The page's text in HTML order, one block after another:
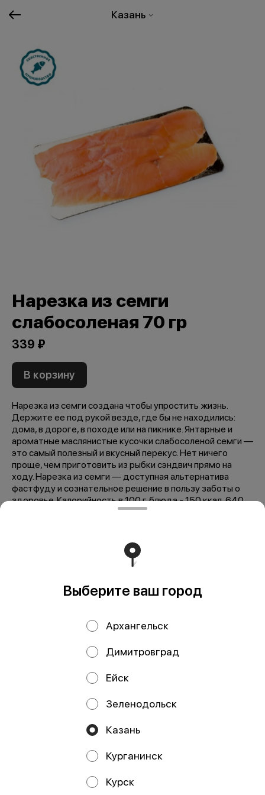
Казань
Нарезка из семги
слабосоленая 70 гр
339 ₽
В корзину
Нарезка из семги создана чтобы упростить жизнь.
Держите ее под рукой везде, где бы не находились:
дома, в дороге, в походе или на пикнике. Янтарные и
ароматные маслянистые кусочки слабосоленой семги —
это самый полезный и вкусный перекус. Нет ничего
проще, чем приготовить из рыбки сэндвич прямо на
ходу. Нарезка из семги — доступная альтернатива
фастфуду и сознательное решение в пользу заботы о
здоровье. Калорийность в 100 г. блюда - 150 ккал, 640
кДж. Пищевая ценность: жиры - 8 г., белки - 20 г.
Мы рекомендуем
Нарезка из форели
слабосоленая 70
слабосоленая 70
Работает на эффективном ядре
Выберите ваш город
Архангельск
Димитровград
Ейск
Зеленодольск
Казань
Курганинск
Курск